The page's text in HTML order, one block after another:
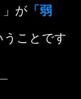
」が 「弱
うことです